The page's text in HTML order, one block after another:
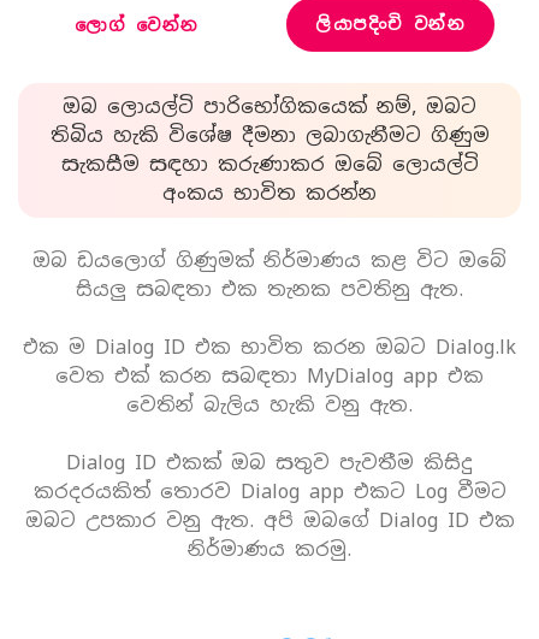
ලොග් වෙන්න ලියාපදිංචි වන්න
ඔබ ලොයල්ටි පාරිභෝගිකයෙක් නම්, ඔබට
තිබිය හැකි විශේෂ දීමනා ලබාගැනීමට ගිණුම
සැකසීම සඳහා කරුණාකර ඔබේ ලොයල්ටි
අංකය භාවිත කරන්න
ඔබ ඩයලොග් ගිණුමක් නිර්මාණය කළ විට ඔබේ
සියලු සබඳතා එක තැනක පවතිනු ඇත.
එක ම Dialog ID එක භාවිත කරන ඔබට Dialog.lk
වෙත එක් කරන සබඳතා MyDialog app එක
වෙතින් බැලිය හැකි වනු ඇත.
Dialog ID එකක් ඔබ සතුව පැවතීම කිසිදු
කරදරයකිත් තොරව Dialog app එකට Log වීමට
ඔබට උපකාර වනු ඇත. අපි ඔබගේ Dialog ID එක
නිර්මාණය කරමු.